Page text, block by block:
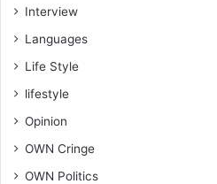
Interview
Languages
Life Style
lifestyle
Opinion
OWN Cringe
OWN Politics